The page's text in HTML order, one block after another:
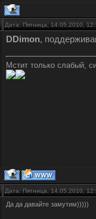
Дата: Пятница, 14.05.2010,
DDimon,
Мстит только слабый,
Дата: Пятница, 14.05.2010,
Да да давайте замутим)))))